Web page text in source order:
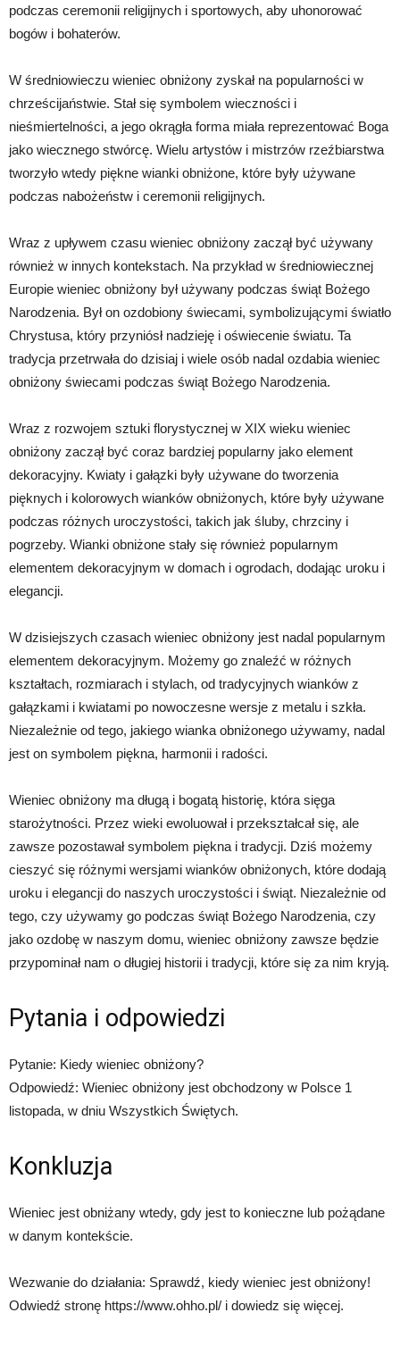
podczas ceremonii religijnych i sportowych, aby uhonorować
bogów i bohaterów.
W średniowieczu wieniec obniżony zyskał na popularności w
chrześcijaństwie. Stał się symbolem wieczności i
nieśmiertelności, a jego okrągła forma miała reprezentować Boga
jako wiecznego stwórcę. Wielu artystów i mistrzów rzeźbiarstwa
tworzyło wtedy piękne wianki obniżone, które były używane
podczas nabożeństw i ceremonii religijnych.
Wraz z upływem czasu wieniec obniżony zaczął być używany
również w innych kontekstach. Na przykład w średniowiecznej
Europie wieniec obniżony był używany podczas świąt Bożego
Narodzenia. Był on ozdobiony świecami, symbolizującymi światło
Chrystusa, który przyniósł nadzieję i oświecenie światu. Ta
tradycja przetrwała do dzisiaj i wiele osób nadal ozdabia wieniec
obniżony świecami podczas świąt Bożego Narodzenia.
Wraz z rozwojem sztuki florystycznej w XIX wieku wieniec
obniżony zaczął być coraz bardziej popularny jako element
dekoracyjny. Kwiaty i gałązki były używane do tworzenia
pięknych i kolorowych wianków obniżonych, które były używane
podczas różnych uroczystości, takich jak śluby, chrzciny i
pogrzeby. Wianki obniżone stały się również popularnym
elementem dekoracyjnym w domach i ogrodach, dodając uroku i
elegancji.
W dzisiejszych czasach wieniec obniżony jest nadal popularnym
elementem dekoracyjnym. Możemy go znaleźć w różnych
kształtach, rozmiarach i stylach, od tradycyjnych wianków z
gałązkami i kwiatami po nowoczesne wersje z metalu i szkła.
Niezależnie od tego, jakiego wianka obniżonego używamy, nadal
jest on symbolem piękna, harmonii i radości.
Wieniec obniżony ma długą i bogatą historię, która sięga
starożytności. Przez wieki ewoluował i przekształcał się, ale
zawsze pozostawał symbolem piękna i tradycji. Dziś możemy
cieszyć się różnymi wersjami wianków obniżonych, które dodają
uroku i elegancji do naszych uroczystości i świąt. Niezależnie od
tego, czy używamy go podczas świąt Bożego Narodzenia, czy
jako ozdobę w naszym domu, wieniec obniżony zawsze będzie
przypominał nam o długiej historii i tradycji, które się za nim kryją.
Pytania i odpowiedzi
Pytanie: Kiedy wieniec obniżony?
Odpowiedź: Wieniec obniżony jest obchodzony w Polsce 1
listopada, w dniu Wszystkich Świętych.
Konkluzja
Wieniec jest obniżany wtedy, gdy jest to konieczne lub pożądane
w danym kontekście.
Wezwanie do działania: Sprawdź, kiedy wieniec jest obniżony!
Odwiedź stronę https://www.ohho.pl/ i dowiedz się więcej.